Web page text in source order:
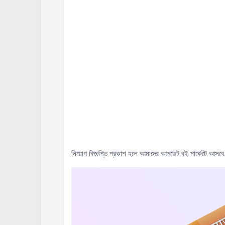
নিয়োগ বিজ্ঞপ্তি প্রকাশ হলে আমাদের আপডেট বই মার্কেটে